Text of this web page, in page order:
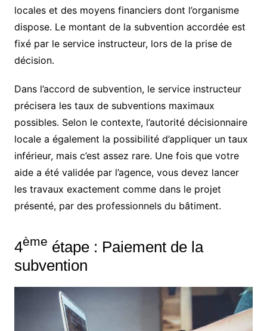
locales et des moyens financiers dont l’organisme
dispose. Le montant de la subvention accordée est
fixé par le service instructeur, lors de la prise de
décision.
Dans l’accord de subvention, le service instructeur
précisera les taux de subventions maximaux
possibles. Selon le contexte, l’autorité décisionnaire
locale a également la possibilité d’appliquer un taux
inférieur, mais c’est assez rare. Une fois que votre
aide a été validée par l’agence, vous devez lancer
les travaux exactement comme dans le projet
présenté, par des professionnels du bâtiment.
4ème étape : Paiement de la
subvention